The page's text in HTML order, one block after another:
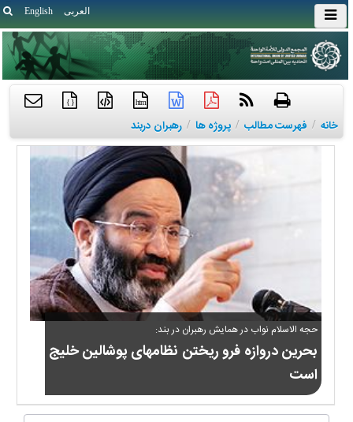
English العربی
htm
{ }
خانه / فهرست مطالب / پروژه ها / رهبران دربند
حجه الاسلام نواب در همایش رهبران در بند:
بحرین دروازه فرو ریختن نظامهای پوشالین خلیج
است